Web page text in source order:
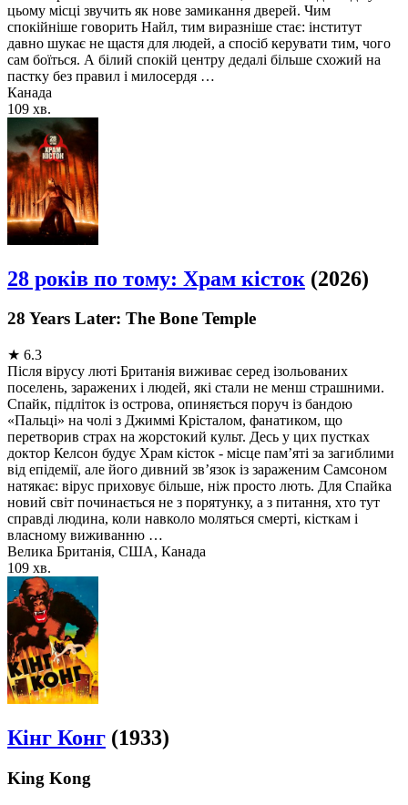
цьому місці звучить як нове замикання дверей. Чим
спокійніше говорить Найл, тим виразніше стає: інститут
давно шукає не щастя для людей, а спосіб керувати тим, чого
сам боїться. А білий спокій центру дедалі більше схожий на
пастку без правил і милосердя …
Канада
109 хв.
28 років по тому: Храм кісток (2026)
28 Years Later: The Bone Temple
★ 6.3
Після вірусу люті Британія виживає серед ізольованих
поселень, заражених і людей, які стали не менш страшними.
Спайк, підліток із острова, опиняється поруч із бандою
«Пальці» на чолі з Джиммі Крісталом, фанатиком, що
перетворив страх на жорстокий культ. Десь у цих пустках
доктор Келсон будує Храм кісток - місце пам’яті за загиблими
від епідемії, але його дивний зв’язок із зараженим Самсоном
натякає: вірус приховує більше, ніж просто лють. Для Спайка
новий світ починається не з порятунку, а з питання, хто тут
справді людина, коли навколо моляться смерті, кісткам і
власному виживанню …
Велика Британія, США, Канада
109 хв.
Кінг Конг (1933)
King Kong